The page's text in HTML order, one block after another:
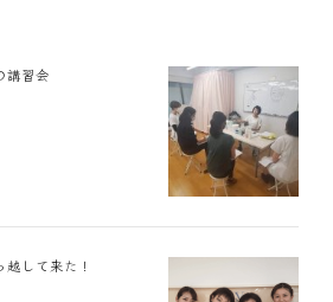
講習会
して来た！